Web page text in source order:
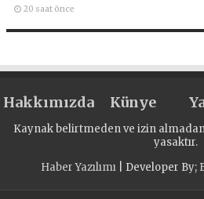
20 saat önce
Hakkımızda Künye
Kaynak belirtmeden ve izin
yasaktır.
Haber Yazılımı| Developer By;